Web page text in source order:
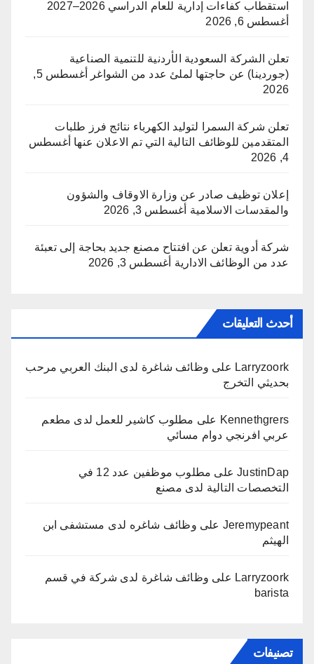
استقطاب كفاءات إدارية للعام الدراسي 2026–2027
أغسطس 6, 2026
تعلن الشركة السعودية الأردنية للتنمية الصناعية
(جوردينا) عن حاجتها لملئ عدد من الشواغر
أغسطس 5,
2026
تعلن شركة السمرا لتوليد الكهرباء نتائج فرز طلبات
المتقدمين للوظائف التالية التي تم الاعلان عنها أغسطس
4, 2026
إعلان توظيف صادر عن وزارة الاوقاف والشؤون
والمقدسات الاسلامية أغسطس 3, 2026
شركة أدوية تعلن عن افتتاح مصنع جديد بحاجة إلى تعبئة
عدد من الوظائف الادارية أغسطس 3, 2026
أحدث التعليقات
Larryzoork على وظائف شاغرة لدى البنك العربي مرحب
بحديثي التخرج
Kennethgrers على مطلوب كاشير للعمل لدى مطعم
عربي افرنجي دوام مسائي
JustinDapعلى
مطلوب موظفين عدد 12 في
التخصصات التالية لدى مصنع
Jeremypeant على وظائف شاغره لدى مستشفى ابن
الهيثم
Larryzoork على وظائف شاغرة لدى شركة في قسم
barista
تصنيفات